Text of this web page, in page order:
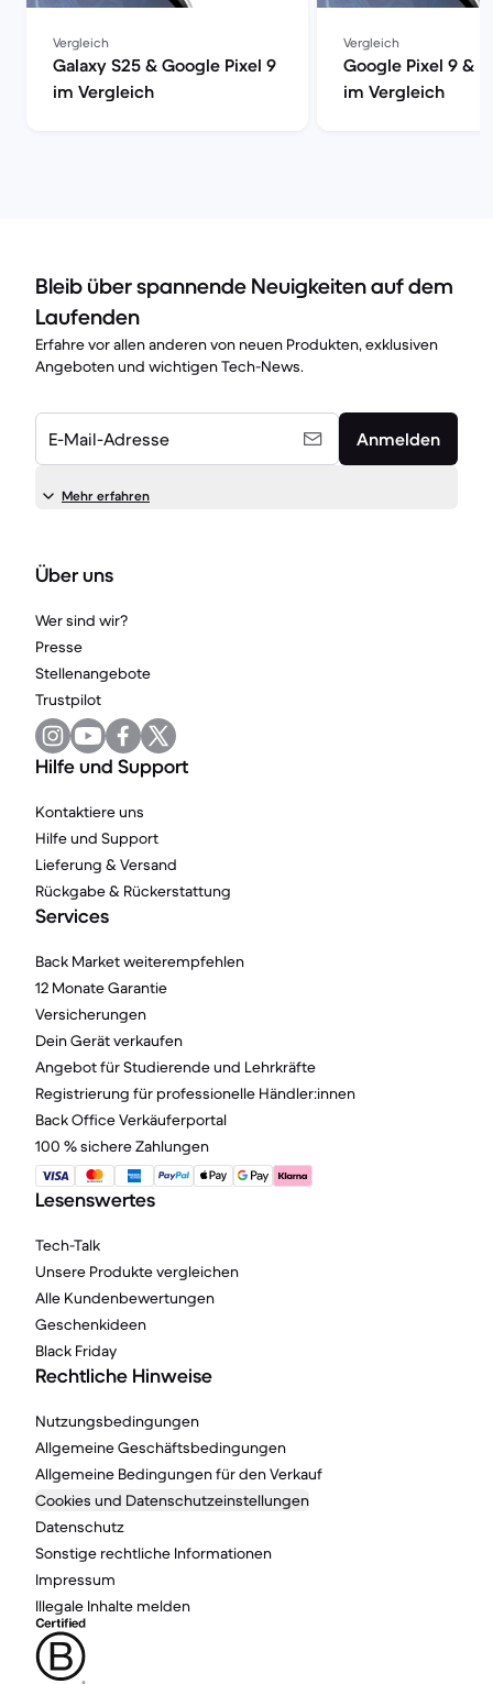
Vergleich
Galaxy S25 & Google Pixel 9
im Vergleich
Vergleich
Google Pixel 9 &
im Vergleich
Bleib über spannende Neuigkeiten auf dem
Laufenden
Erfahre vor allen anderen von neuen Produkten, exklusiven
Angeboten und wichtigen Tech-News.
E-Mail-Adresse Anmelden
Mehr erfahren
Über uns
Wer sind wir?
Presse
Stellenangebote
Trustpilot
Hilfe und Support
Kontaktiere uns
Hilfe und Support
Lieferung & Versand
Rückgabe & Rückerstattung
Services
Back Market weiterempfehlen
12 Monate Garantie
Versicherungen
Dein Gerät verkaufen
Angebot für Studierende und Lehrkräfte
Registrierung für professionelle Händler:innen
Back Office Verkäuferportal
100 % sichere Zahlungen
Lesenswertes
Tech-Talk
Unsere Produkte vergleichen
Alle Kundenbewertungen
Geschenkideen
Black Friday
Rechtliche Hinweise
Nutzungsbedingungen
Allgemeine Geschäftsbedingungen
Allgemeine Bedingungen für den Verkauf
Cookies und Datenschutzeinstellungen
Datenschutz
Sonstige rechtliche Informationen
Impressum
Illegale Inhalte melden